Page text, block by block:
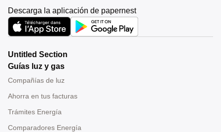
Descarga la aplicación de papernest
Untitled Section
Guías luz y gas
Compañías de luz
Ahorra en tus facturas
Trámites Energía
Comparadores Energía